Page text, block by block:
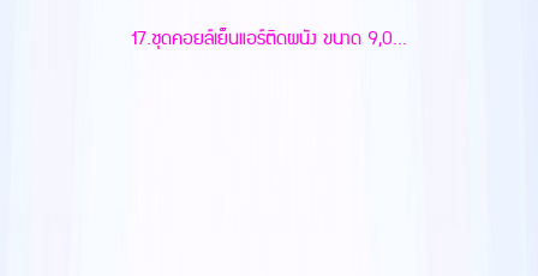
17.ชุดคอยล์เย็นแอร์ติดผนัง ขนาด 9,0...